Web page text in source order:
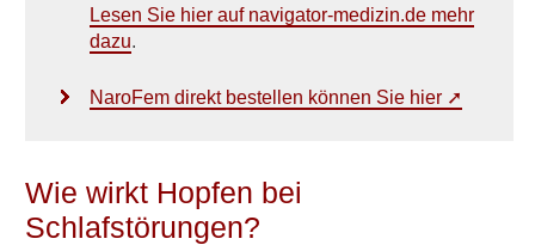
Lesen Sie hier auf navigator-medizin.de mehr
dazu.
NaroFem direkt bestellen können Sie hier ➚
Wie wirkt Hopfen bei
Schlafstörungen?
h
n
k
z